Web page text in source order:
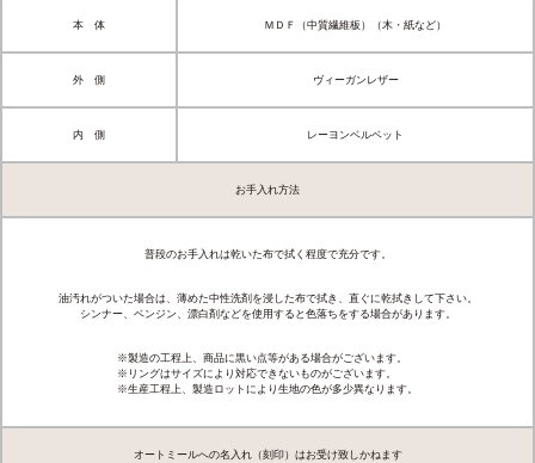
本 体 ＭＤＦ（中質繊維板）（木・紙など）
外 側 ヴィーガンレザー
内 側 レーヨンベルベット
お手入れ方法
普段のお手入れは乾いた布で拭く程度で充分です。
油汚れがついた場合は、薄めた中性洗剤を浸した布で拭き、直ぐに乾拭きして下さい。
シンナー、ベンジン、漂白剤などを使用すると色落ちをする場合があります。
※製造の工程上、商品に黒い点等がある場合がございます。
※リングはサイズにより対応できないものがございます。
※生産工程上、製造ロットにより生地の色が多少異なります。
オートミールへの名入れ（刻印）はお受け致しかねます